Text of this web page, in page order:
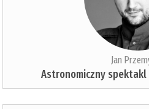
Jan
Astronomiczny